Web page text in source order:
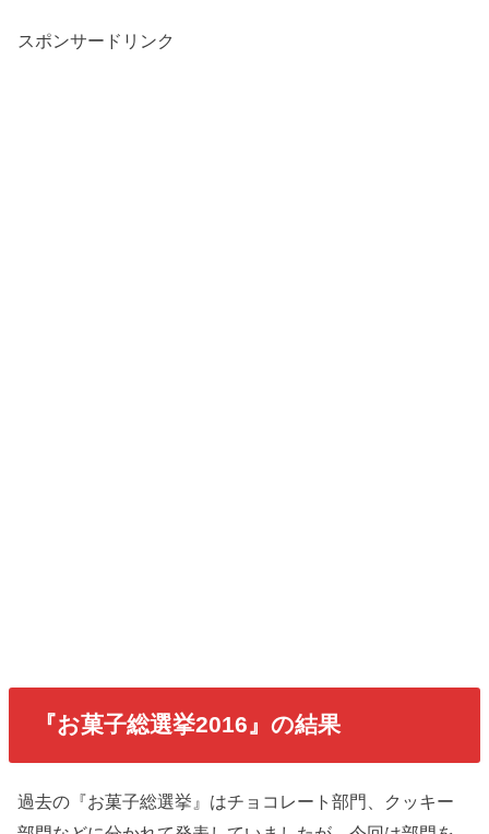
スポンサードリンク
『お菓子総選挙2016』の結果
過去の『お菓子総選挙』はチョコレート部門、クッキー